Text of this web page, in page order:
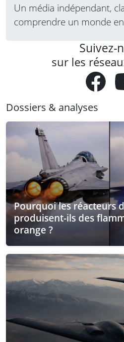
Un média indépendant,
comprendre un monde
Suivez-
sur les
Dossiers & analyses
Pourquoi les réacteurs
produisent-ils des
orange ?